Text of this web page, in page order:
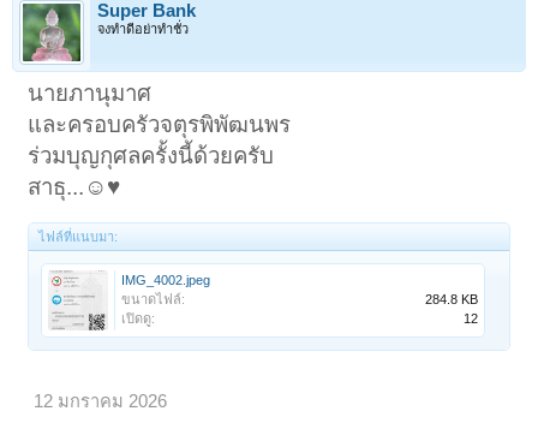
Super Bank
จงทำดีอย่าทำชั่ว
นายภานุมาศ
และครอบครัวจตุรพิพัฒนพร
ร่วมบุญกุศลครั้งนี้ด้วยครับ
สาธุ...☺️♥️
ไฟล์ที่แนบมา:
IMG_4002.jpeg
ขนาดไฟล์:
284.8 KB
เปิดดู:
12
12 มกราคม 2026